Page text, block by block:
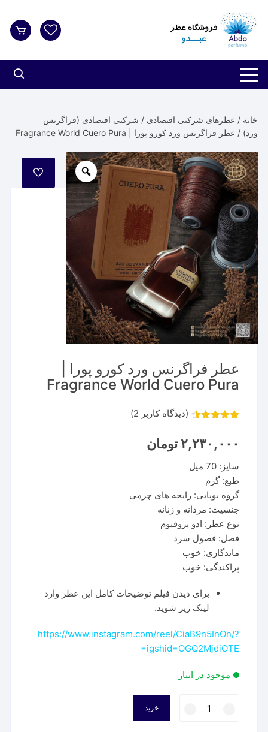
شدن
خانه / عطرهای شرکتی اقتصادی / شرکتی اقتصادی (فراگرنس
ورد) / عطر فراگرنس ورد کورو پورا | Fragrance World Cuero Pura
مورد
علاقه
عطر فراگرنس ورد کورو پورا |
Fragrance World Cuero Pura
مشتری
(دیدگاه کاربر 2
)
۲,۲۳۰,۰۰۰ تومان
سایز: 70 میل
طبع: گرم
گروه بویایی: رایحه های چرمی
جنسیت: مردانه و زنانه
نوع عطر: ادو پروفیوم
فصل: فصول سرد
ماندگاری: خوب
پراکندگی: خوب
برای دیدن فیلم توضیحات کامل این عطر وارد
لینک زیر شوید.
https://www.instagram.com/reel/CiaB9n5InOn/?
igshid=OGQ2MjdiOTE=
موجود در انبار
فراگرنس
خرید